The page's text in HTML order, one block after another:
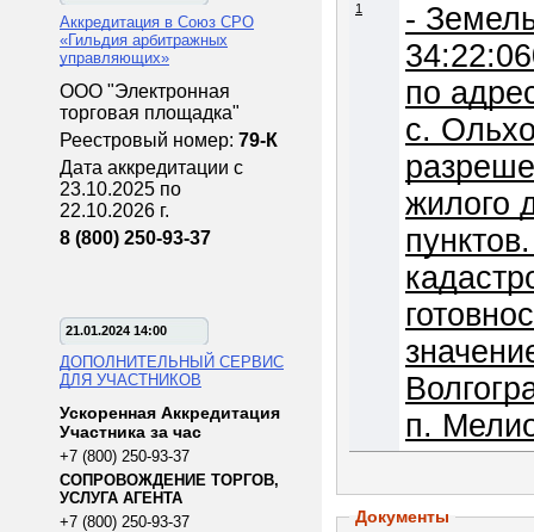
Аккредитация в Союз СРО
«Гильдия арбитражных
управляющих»
ООО "Электронная
торговая площадка"
Реестровый номер: 79-К
Дата аккредитации с
23.10.2025 по
22.10.2026 г.
8 (800) 250-93-37
21.01.2024 14:00
ДОПОЛНИТЕЛЬНЫЙ СЕРВИС
ДЛЯ УЧАСТНИКОВ
Ускоренная Аккредитация
Участника за час
+7 (800) 250-93-37
СОПРОВОЖДЕНИЕ ТОРГОВ,
УСЛУГА АГЕНТА
+7 (800) 250-93-37
1
-
по
с.
жилого
пунктов. - Незавершенный строительством
п.
Документы